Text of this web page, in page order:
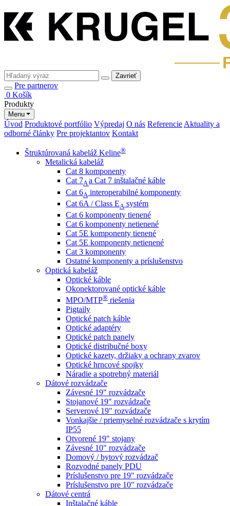
Zavrieť
Pre partnerov
0 Košík
Produkty
Menu
Úvod Produktové portfólio Výpredaj O nás Referencie Aktuality a
odborné články Pre projektantov Kontakt
Štruktúrovaná kabeláž Keline®
Metalická kabeláž
Cat 8 komponenty
Cat 7Aa Cat 7 inštalačné káble
Cat 6A interoperabilné komponenty
Cat 6A / Class EA systém
Cat 6 komponenty tienené
Cat 6 komponenty netienené
Cat 5E komponenty tienené
Cat 5E komponenty netienené
Cat 3 komponenty
Ostatné komponenty a príslušenstvo
Optická kabeláž
Optické káble
Okonektorované optické káble
MPO/MTP® ​ riešenia
Pigtaily
Optické patch káble
Optické adaptéry
Optické patch panely
Optické distribučné boxy
Optické kazety, držiaky a ochrany zvarov
Optické hrncové spojky
Náradie a spotrebný materiál
Dátové rozvádzače
Závesné 19" rozvádzače
Stojanové 19" rozvádzače
Serverové 19" rozvádzače
Vonkajšie / priemyselné rozvádzače s krytím
IP55
Otvorené 19" stojany
Závesné 10" rozvádzače
Domový / bytový rozvádzač
Rozvodné panely PDU
Príslušenstvo pre 19" rozvádzače
Príslušenstvo pre 10" rozvádzače
Dátové centrá
Inštalačné káble